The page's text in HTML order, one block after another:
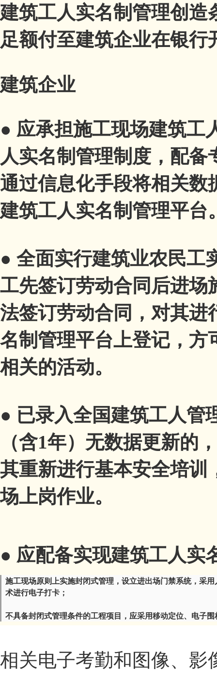
建筑工人实名制管理创造
足额付至建筑企业在银
建筑企业
● 应承担施工现场建筑工
人实名制管理制度，配
通过信息化手段将相关数
建筑工人实名制管理平台
● 全面实行建筑业农民工
工先签订劳动合同后进场
法签订劳动合同，对其进
名制管理平台上登记，方
相关的活动。
● 已录入全国建筑工人管
（含1年）无数据更新的
其重新进行基本安全培训
场上岗作业。
● 应配备实现建筑工人实
施工现场原则上实施封闭式管理， 设立进出场门禁系统，采
术进行电子打卡；
不具备封闭式管理条件的工程项目，应采用移动定位、电子
相关电子考勤和图像、